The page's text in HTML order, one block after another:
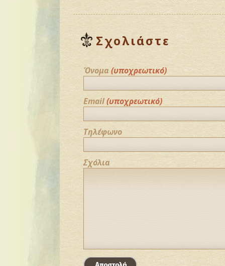
Σχολιάστε
Όνομα (υποχρεωτικό)
Email(υποχρεωτικό)
Τηλέφωνο
Σχόλια